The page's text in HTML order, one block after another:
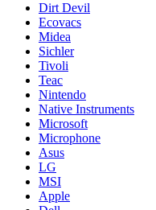
Dirt Devil
Ecovacs
Midea
Sichler
Tivoli
Teac
Nintendo
Native Instruments
Microsoft
Microphone
Asus
LG
MSI
Apple